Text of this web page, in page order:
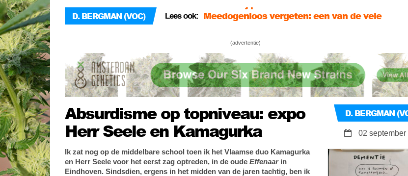
D. BERGMAN (VOC) Lees ook:
Wij willen Nederhasj én fair trade buitenlandse
Laatste week import hasj wietexperiment – VOC
Nederhasj posters verstuurd
(advertentie)
Absurdisme op topniveau: expo
Herr Seele en Kamagurka
D. BERGMAN
02 september
Ik zat nog op de middelbare school toen ik het Vlaamse duo Kamagurka
en Herr Seele voor het eerst zag optreden, in de oude Effenaarin
Eindhoven. Sindsdien, ergens in het midden van de jaren tachtig, ben ik